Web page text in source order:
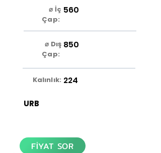
⌀ İç
Çap:
560
⌀ Dış
Çap:
850
Kalınlık: 224
URB
FİYAT SOR